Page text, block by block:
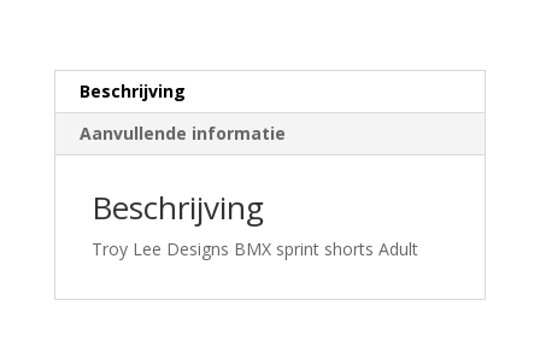
Beschrijving
Aanvullende informatie
Beschrijving
Troy Lee Designs BMX sprint shorts Adult